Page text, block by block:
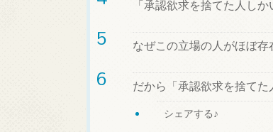
「承認欲求を捨てた人し
なぜこの立場の人がほぼ存
だから「承認欲求を捨てた
シェアする♪